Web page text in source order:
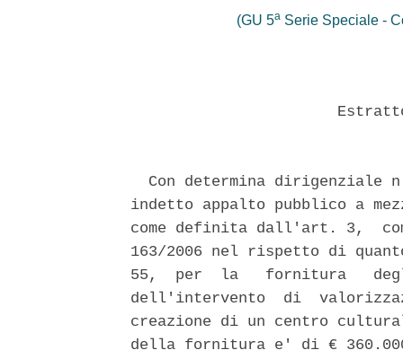
(GU 5a Serie Speciale -
Con determina dirigenziale
indetto appalto pubblico a
come definita dall'art. 3,
163/2006 nel rispetto di
55,  per  la   fornitura
dell'intervento  di
creazione di un centro
della fornitura e' di €